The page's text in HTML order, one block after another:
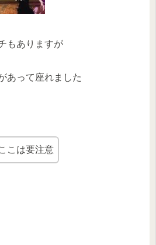
もありますが
あって座れました
こは要注意